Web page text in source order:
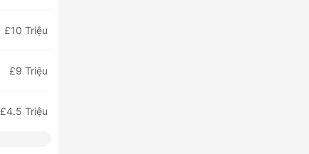
£10 Triệu
£9 Triệu
£4.5 Triệu